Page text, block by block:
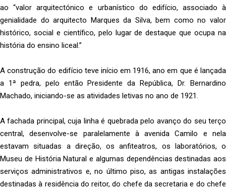
ao “valor arquitectónico e urbanístico do edifício, associado à
genialidade do arquitecto Marques da Silva, bem como no valor
histórico, social e científico, pelo lugar de destaque que ocupa na
história do ensino liceal.”
A construção do edifício teve início em 1916, ano em que é lançada
a 1ª pedra, pelo então Presidente da República, Dr. Bernardino
Machado, iniciando-se as atividades letivas no ano de 1921.
A fachada principal, cuja linha é quebrada pelo avanço do seu terço
central, desenvolve-se paralelamente à avenida Camilo e nela
estavam situadas a direção, os anfiteatros, os laboratórios, o
Museu de História Natural e algumas dependências destinadas aos
serviços administrativos e, no último piso, as antigas instalações
destinadas à residência do reitor, do chefe da secretaria e do chefe